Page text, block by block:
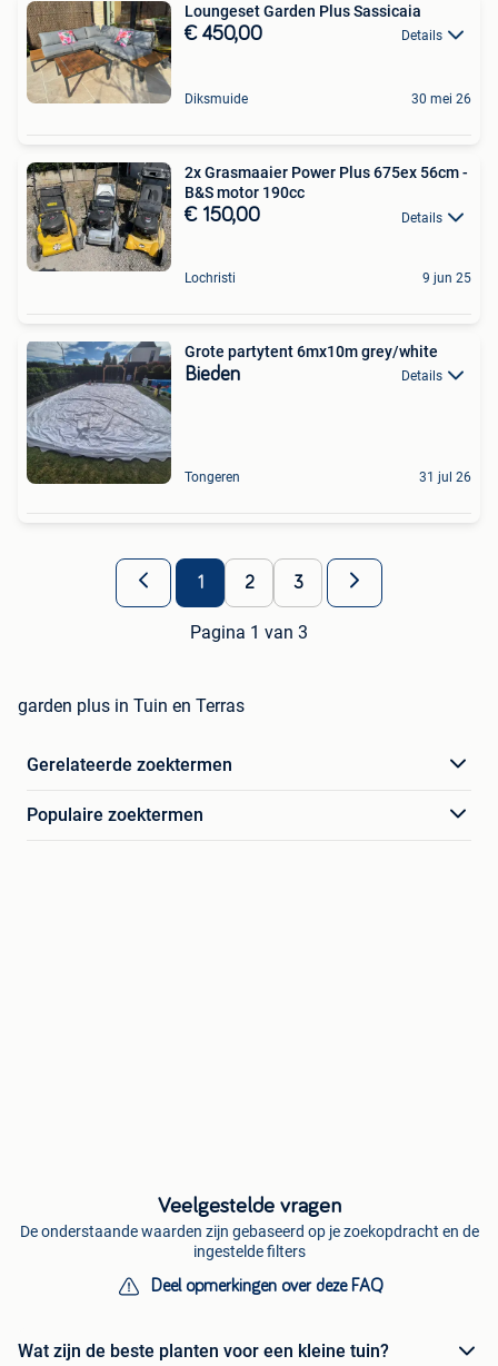
Loungeset Garden Plus Sassicaia
€ 450,00 Details
Diksmuide 30 mei 26
2x Grasmaaier Power Plus 675ex 56cm -
B&S motor 190cc
€ 150,00 Details
Lochristi 9 jun 25
Grote partytent 6mx10m grey/white
Bieden Details
Tongeren 31 jul 26
1 2 3
Pagina 1 van 3
garden plus in Tuin en Terras
Gerelateerde zoektermen
Populaire zoektermen
Veelgestelde vragen
De onderstaande waarden zijn gebaseerd op je zoekopdracht en de
ingestelde filters
Deel opmerkingen over deze FAQ
Wat zijn de beste planten voor een kleine tuin?